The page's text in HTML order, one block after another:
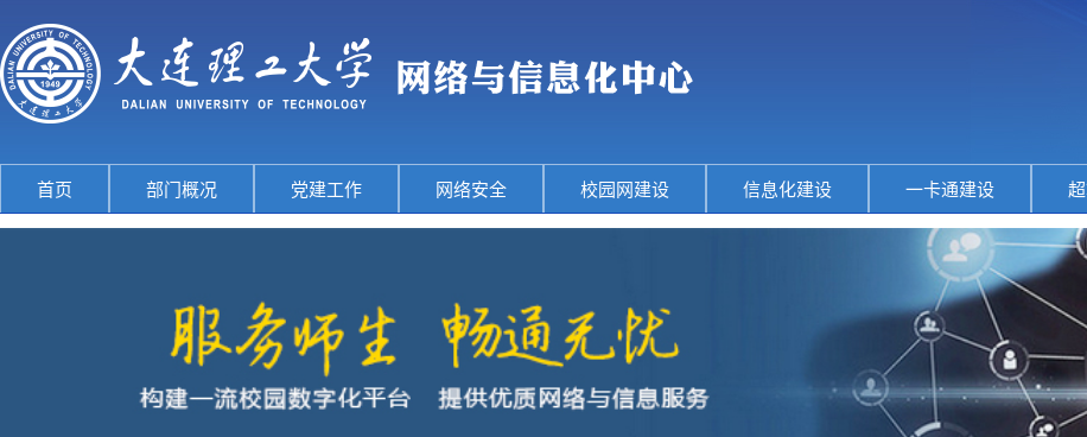
首页 部门概况 党建工作 网络安全 校园网建设 信息化建设 一卡通建设